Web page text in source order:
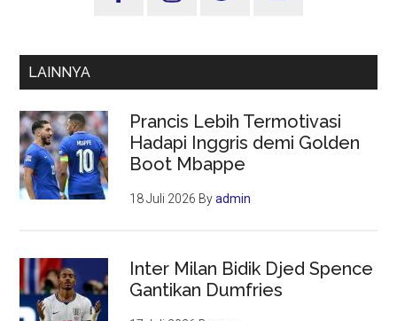
LAINNYA
Prancis Lebih Termotivasi
Hadapi Inggris demi Golden
Boot Mbappe
18 Juli 2026 Byadmin
Inter Milan Bidik Djed Spence
Gantikan Dumfries